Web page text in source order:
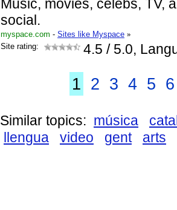
Music, movies, celebs, TV,
social.
myspace.com - Sites like Myspace »
Site rating:
4.5 / 5.0,
1 2 3 4 5 6
Similar topics: música
llengua
video gent arts